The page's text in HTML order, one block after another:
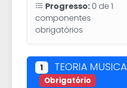
Progresso:0 de 1
componentes
obrigatórios
1 TEORIA
Obrigatório